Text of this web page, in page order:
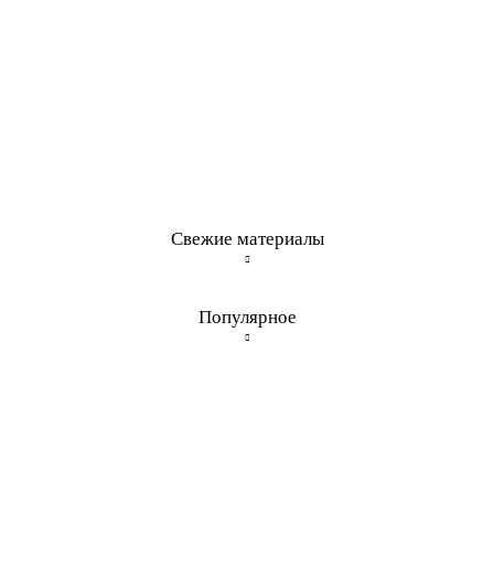
Свежие материалы
Популярное